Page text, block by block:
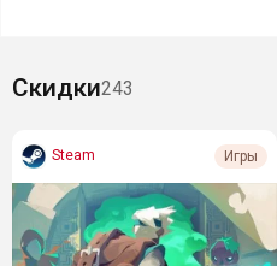
Скидки243
Steam Игры